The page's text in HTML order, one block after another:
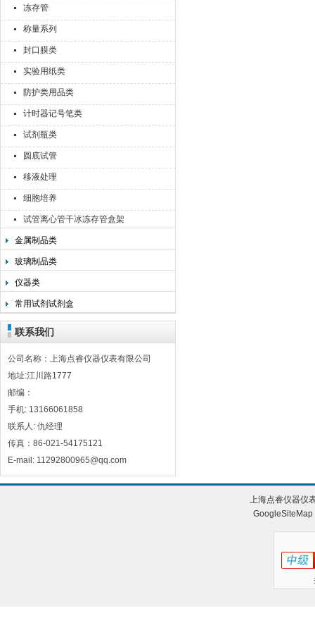
冻存管
称量系列
封口膜类
实验用纸类
防护类用品类
计时器记号笔类
试剂瓶类
圆底试管
移液处理
细胞培养
试管离心管干冰冻存管盒架
金属制品类
玻璃制品类
仪器类
常用试剂试剂盒
联系我们
公司名称：上海点睿仪器仪表有限公司
地址:江川路1777
邮编：
手机: 13166061858
联系人: 仇经理
传真：86-021-54175121
E-mail: 11292800965@qq.com
上海点睿仪器仪
GoogleSiteMap